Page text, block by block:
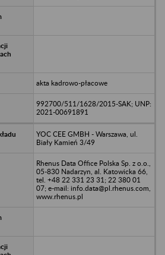
akta kadrowo-płacowe
992700/511/1628/2015-SAK; UNP:
2021-00691891
YOC CEE GMBH - Warszawa, ul.
Biały Kamień 3/49
Rhenus Data Office Polska Sp. z o.o.,
05-830 Nadarzyn, al. Katowicka 66,
tel. +48 22 331 23 31; 22 380 01
07; e-mail: info.data@pl.rhenus.com,
www.rhenus.pl